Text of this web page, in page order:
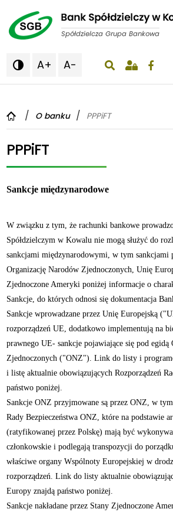
 A+ A-
O banku PPPiFT
PPPiFT
Sankcje międzynarodowe
W związku z tym, że rachunki bankowe
Spółdzielczym w Kowalu nie mogą służyć do
sankcjami międzynarodowymi, w tym sankcjami
Organizację Narodów Zjednoczonych, Unię
Zjednoczone Ameryki poniżej informacje o
Sankcje, do których odnosi się dokumentacja
Sankcje wprowadzane przez Unię Europejską
rozporządzeń UE, dodatkowo implementują na
prawnego UE- sankcje pojawiające się pod
Zjednoczonych ("ONZ"). Link do listy i
i listę aktualnie obowiązujących Rozporządzeń
państwo poniżej.
Sankcje ONZ przyjmowane są przez ONZ, w
Rady Bezpieczeństwa ONZ, które na podstawie
(ratyfikowanej przez Polskę) mają być
członkowskie i podlegają transpozycji do
właściwe organy Wspólnoty Europejskiej w
rozporządzeń. Link do listy aktualnie
Europy znajdą państwo poniżej.
Sankcje nakładane przez Stany Zjednoczone